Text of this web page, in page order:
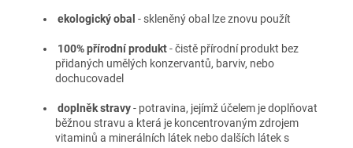
ekologický obal - skleněný obal lze znovu použít
100% přírodní produkt- čistě přírodní produkt bez
přidaných umělých konzervantů, barviv, nebo
dochucovadel
doplněk stravy- potravina, jejímž účelem je doplňovat
běžnou stravu a která je koncentrovaným zdrojem
vitaminů a minerálních látek nebo dalších látek s